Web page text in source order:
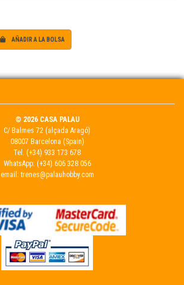
AÑADIR A LA BOLSA
© 2026 CASA PALAU
C/ Balmes 72 (alçada Aragó)
08007 Barcelona (Spain)
Tel. (+34) 933 173 678
WhatsApp: (+34) 606 328 056
email: trenes@palauhobby.com